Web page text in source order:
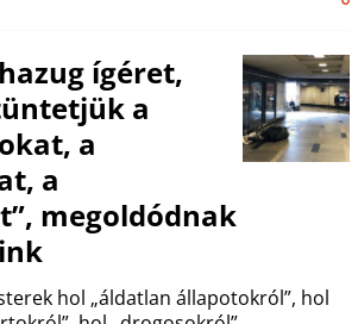
ígéret,
a
a
a
megoldódnak
hol „áldatlan állapotokról”, hol